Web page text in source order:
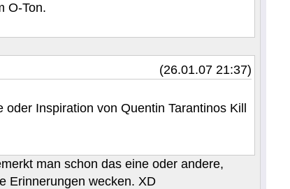
O-Ton.
(26.01.07 21:37)
Inspiration von Quentin Tarantinos Kill
man schon das eine oder andere,
Erinnerungen wecken. XD